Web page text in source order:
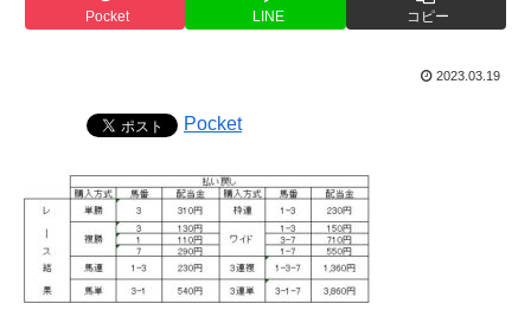
Pocket LINE コピー
2023.03.19
Pocket